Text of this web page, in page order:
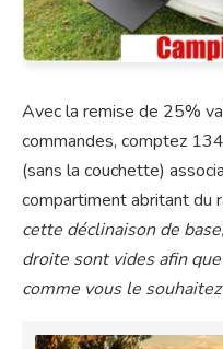
Avec la remise de 25%
commandes, comptez
(sans la couchette)
compartiment abritant du
cette déclinaison de
droite sont vides afin
comme vous le souhaitez